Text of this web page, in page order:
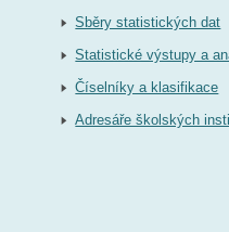
Sběry statistických dat
Statistické výstupy a
Číselníky a klasifikace
Adresáře školských